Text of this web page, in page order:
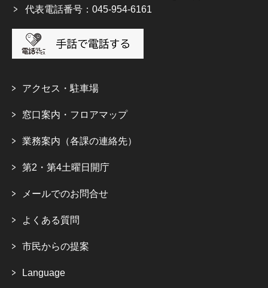
代表電話番号：045-954-6161
アクセス・駐車場
窓口案内・フロアマップ
業務案内（各課の連絡先）
第2・第4土曜日開庁
メールでのお問合せ
よくある質問
市民からの提案
Language